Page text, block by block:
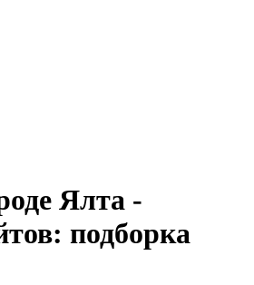
Ялта -
подборка